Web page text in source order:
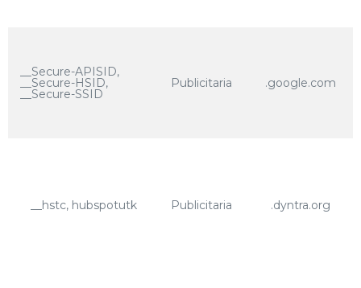
__Secure-APISID,
__Secure-HSID,
__Secure-SSID
Publicitaria .google.com
__hstc, hubspotutk Publicitaria .dyntra.org